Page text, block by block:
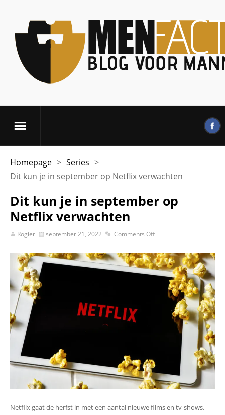
Homepage > Series >
Dit kun je in september op Netflix verwachten
Dit kun je in september op
Netflix verwachten
Rogier september 21, 2022 Comments Off
Netflix gaat de herfst in met een aantal nieuwe films en tv-shows,